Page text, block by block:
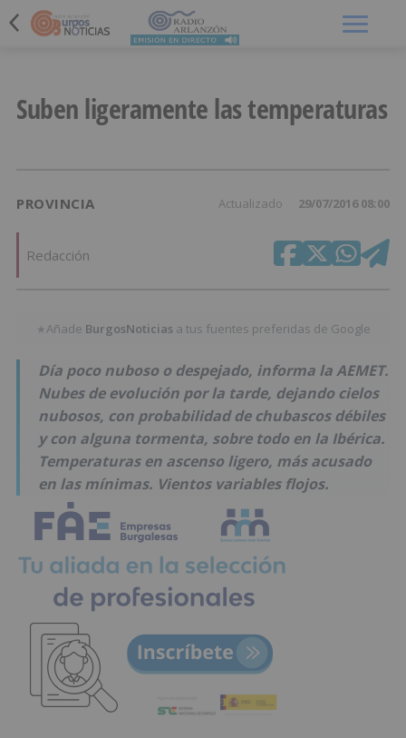
Suben ligeramente las temperaturas
PROVINCIA Actualizado 29/07/2016 08:00
Redacción
★Añade BurgosNoticias a tus fuentes preferidas de Google
Día poco nuboso o despejado, informa la AEMET.
Nubes de evolución por la tarde, dejando cielos
nubosos, con probabilidad de chubascos débiles
y con alguna tormenta, sobre todo en la Ibérica.
Temperaturas en ascenso ligero, más acusado
en las mínimas. Vientos variables flojos.